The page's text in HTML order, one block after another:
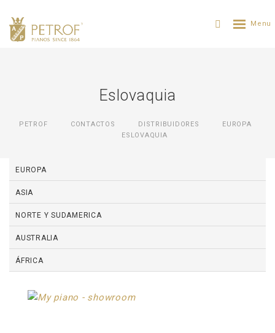
Eslovaquia
PETROF CONTACTOS DISTRIBUIDORES
ЕUROPA
ESLOVAQUIA
EUROPA
ASIA
NORTE Y SUDAMERICA
AUSTRALIA
ÁFRICA